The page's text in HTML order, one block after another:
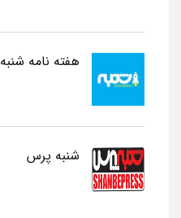
هفته نامه شنبه
شنبه پرس